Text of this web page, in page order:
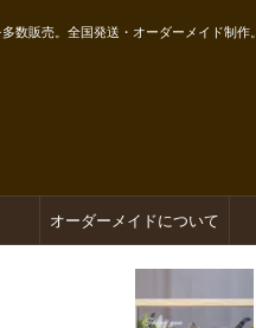
数販売。全国発送・オーダーメイド制作。
オーダーメイドについて